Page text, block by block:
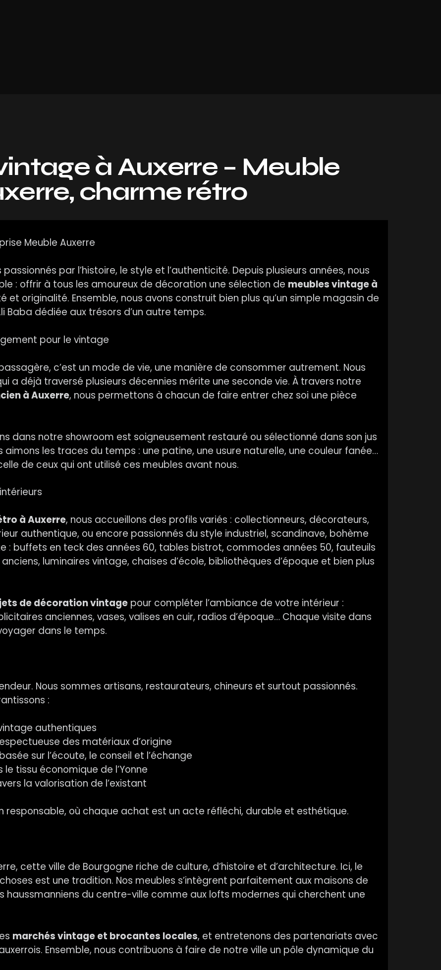
à Auxerre – Meuble
charme rétro
Meuble Auxerre
par l’histoire, le style et l’authenticité. Depuis plusieurs années, nous
: offrir à tous les amoureux de décoration une sélection de meubles vintage à
et originalité. Ensemble, nous avons construit bien plus qu’un simple magasin de
Baba dédiée aux trésors d’un autre temps.
pour le vintage
c’est un mode de vie, une manière de consommer autrement. Nous
a déjà traversé plusieurs décennies mérite une seconde vie. À travers notre
à Auxerre, nous permettons à chacun de faire entrer chez soi une pièce
dans notre showroom est soigneusement restauré ou sélectionné dans son jus
les traces du temps : une patine, une usure naturelle, une couleur fanée…
de ceux qui ont utilisé ces meubles avant nous.
à Auxerre, nous accueillons des profils variés : collectionneurs, décorateurs,
authentique, ou encore passionnés du style industriel, scandinave, bohème
: buffets en teck des années 60, tables bistrot, commodes années 50, fauteuils
luminaires vintage, chaises d’école, bibliothèques d’époque et bien plus
de décoration vintage pour compléter l’ambiance de votre intérieur :
anciennes, vases, valises en cuir, radios d’époque… Chaque visite dans
dans le temps.
Nous sommes artisans, restaurateurs, chineurs et surtout passionnés.
:
authentiques
des matériaux d’origine
sur l’écoute, le conseil et l’échange
le tissu économique de l’Yonne
la valorisation de l’existant
responsable, où chaque achat est un acte réfléchi, durable et esthétique.
cette ville de Bourgogne riche de culture, d’histoire et d’architecture. Ici, le
est une tradition. Nos meubles s’intègrent parfaitement aux maisons de
haussmanniens du centre-ville comme aux lofts modernes qui cherchent une
marchés vintage et brocantes locales, et entretenons des partenariats avec
Ensemble, nous contribuons à faire de notre ville un pôle dynamique du